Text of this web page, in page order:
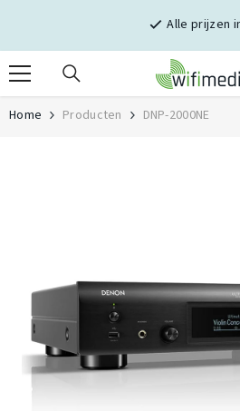
Alle prijzen
Home Producten DNP-2000NE